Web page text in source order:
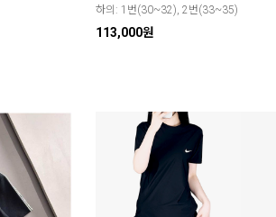
하의: 1번(30~32), 2번(33~35)
113,000원